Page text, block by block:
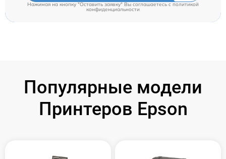
Нажимая на кнопку "Оставить заявку" Вы соглашаетесь cполитикой
конфиденциальности
Популярные модели
Принтеров Epson